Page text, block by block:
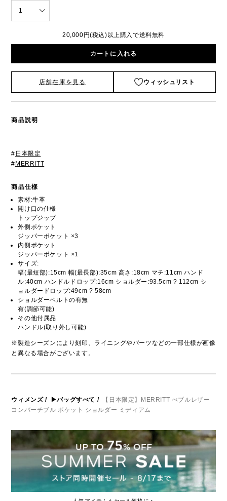
1
20,000円(税込)以上購入で送料無料
カートに入れる
店舗在庫を見る ウィッシュリスト
商品説明
# 日本限定
# MERRITT
商品仕様
素材:牛革
開け口の仕様
トップジップ
外側ポケット
ジッパーポケット ×3
内側ポケット
ジッパーポケット ×1
サイズ:
幅(最短部):15cm 幅(最長部):35cm 高さ:18cm マチ:11cm ハンド
ル:40cm ハンドルドロップ:16cm ショルダー:93.5cm ? 112cm シ
ョルダードロップ:49cm ? 58cm
ショルダーベルトの有無
有(調節可能)
その他付属品
ハンドル(取り外し可能)
※製造シーズンにより刻印、ライニングやパーツなどの一部仕様が画像
と異なる場合がございます。
ウィメンズ/ ▶バッグすべて /
【日本限定】MERRITT ぺブルレザー
コンバーチブル ポケット ショルダー ミディアム